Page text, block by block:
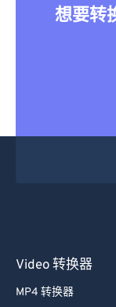
想要转
Video 转换器
MP4 转换器